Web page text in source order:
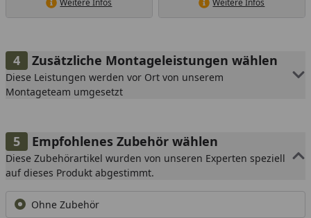
Zusätzliche Montageleistungen wählen
Diese Leistungen werden vor Ort von unserem
Montageteam umgesetzt
Empfohlenes Zubehör wählen
Diese Zubehörartikel wurden von unseren Experten speziell
auf dieses Produkt abgestimmt.
Ohne Zubehör